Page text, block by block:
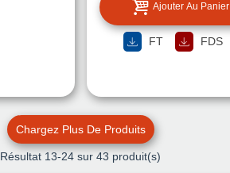
Ajouter Au Panier
FT FDS
Chargez Plus De Produits
Résultat 13-24 sur 43 produit(s)